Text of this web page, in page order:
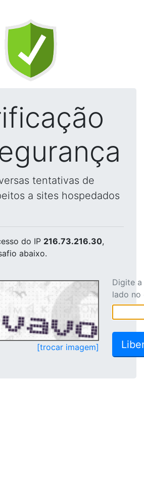
tentativas de
a sites hospedados
do IP 216.73.216.30,
abaixo.
[trocar imagem]
Digite
lado no